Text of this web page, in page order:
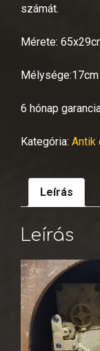
számát.
Mérete:
Mélysége:17cm
6 hónap
Kategória: Antik
Leírás
Leírás